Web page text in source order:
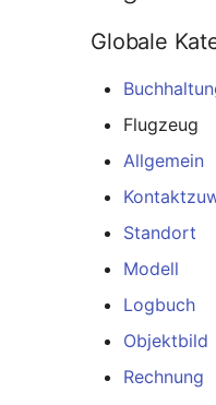
Globale
Flugzeug
Allgemein
Standort
Modell
Logbuch
Objektbild
Rechnung